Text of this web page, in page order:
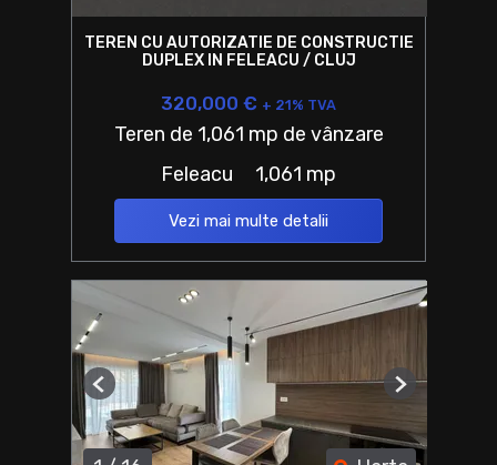
TEREN CU AUTORIZATIE DE CONSTRUCTIE
DUPLEX IN FELEACU / CLUJ
320,000 € + 21% TVA
Teren de 1,061 mp de vânzare
Feleacu
1,061 mp
Vezi mai multe detalii
Previous Next